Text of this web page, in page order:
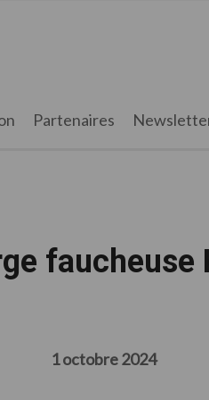
Partenaires
faucheuse
1 octobre 2024